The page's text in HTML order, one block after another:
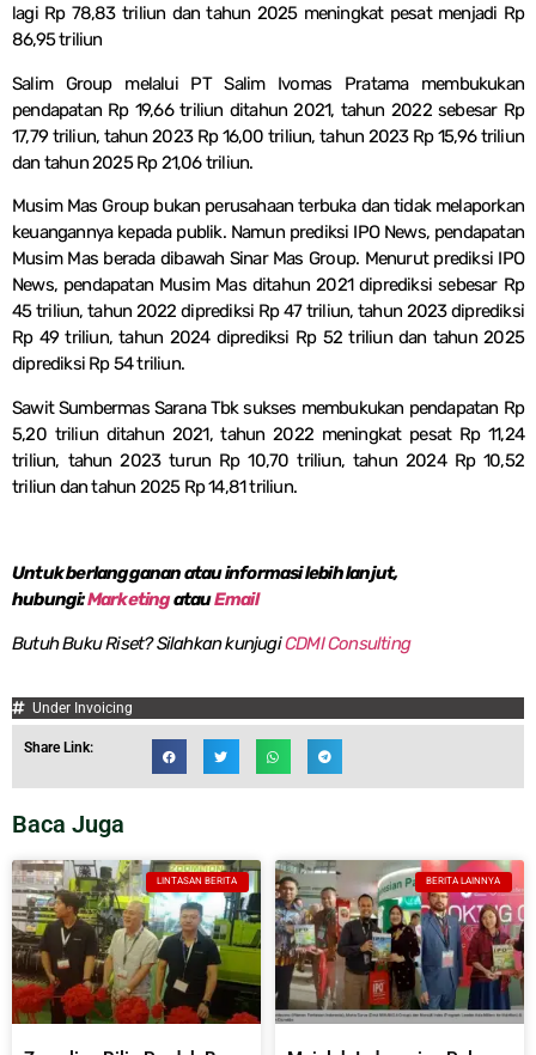
lagi Rp 78,83 triliun dan tahun 2025 meningkat pesat menjadi Rp
86,95 triliun
Salim Group melalui PT Salim Ivomas Pratama membukukan
pendapatan Rp 19,66 triliun ditahun 2021, tahun 2022 sebesar Rp
17,79 triliun, tahun 2023 Rp 16,00 triliun, tahun 2023 Rp 15,96 triliun
dan tahun 2025 Rp 21,06 triliun.
Musim Mas Group bukan perusahaan terbuka dan tidak melaporkan
keuangannya kepada publik. Namun prediksi IPO News, pendapatan
Musim Mas berada dibawah Sinar Mas Group. Menurut prediksi IPO
News, pendapatan Musim Mas ditahun 2021 diprediksi sebesar Rp
45 triliun, tahun 2022 diprediksi Rp 47 triliun, tahun 2023 diprediksi
Rp 49 triliun, tahun 2024 diprediksi Rp 52 triliun dan tahun 2025
diprediksi Rp 54 triliun.
Sawit Sumbermas Sarana Tbk sukses membukukan pendapatan Rp
5,20 triliun ditahun 2021, tahun 2022 meningkat pesat Rp 11,24
triliun, tahun 2023 turun Rp 10,70 triliun, tahun 2024 Rp 10,52
triliun dan tahun 2025 Rp 14,81 triliun.
Untuk berlangganan atau informasi lebih lanjut,
hubungi:MarketingatauEmail
Butuh Buku Riset? Silahkan kunjugiCDMI Consulting
Under Invoicing
Share Link:
Baca Juga
LINTASAN BERITA BERITA LAINNYA